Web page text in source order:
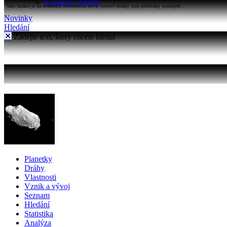
Katalogy objektů
Tato funkce je na stránkách Astronomia nová, testové otázky jsou přidávány postupně...
Novinky
Hledání
Zadejte text, který chcete hledat
Planetky
Dráhy
Vlastnosti
Vznik a vývoj
Seznam
Hledání
Statistika
Analýza